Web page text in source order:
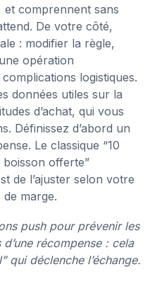
et comprennent sans
De votre côté,
: modifier la règle,
opération
logistiques.
données utiles sur la
d’achat, qui vous
Définissez d’abord un
Le classique “10
offerte”
de l’ajuster selon votre
marge.
push pour prévenir les
récompense : cela
qui déclenche l’échange.